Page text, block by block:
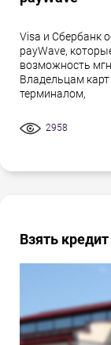
Visa и Сбербанк
payWave,
возможность
Владельцам
терминалом,
2958
Взять